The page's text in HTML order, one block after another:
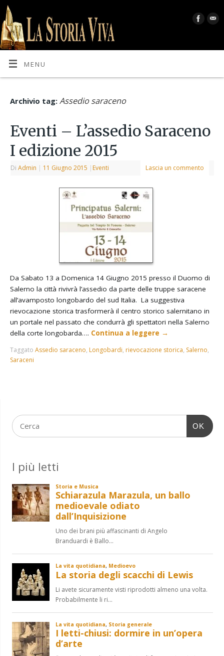
MENU
Archivio tag: Assedio saraceno
Eventi – L’assedio Saraceno
I edizione 2015
DiAdmin | 11 Giugno 2015 | Eventi Lascia un commento
Da Sabato 13 a Domenica 14 Giugno 2015 presso il Duomo di
Salerno la città rivivrà l’assedio da parte delle truppe saracene
all’avamposto longobardo del sud Italia. La suggestiva
rievocazione storica trasformerà il centro storico salernitano in
un portale nel passato che condurrà gli spettatori nella Salerno
della corte longobarda…. Continua a leggere →
TaggatoAssedio saraceno, Longobardi, rievocazione storica, Salerno,
Saraceni
OK
I più letti